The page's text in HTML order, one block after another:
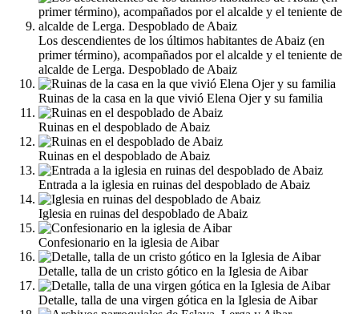
Los descendientes de los últimos habitantes de Abaiz (en
primer término), acompañados por el alcalde y el teniente de
alcalde de Lerga. Despoblado de Abaiz
Ruinas de la casa en la que vivió Elena Ojer y su familia
Ruinas en el despoblado de Abaiz
Ruinas en el despoblado de Abaiz
Entrada a la iglesia en ruinas del despoblado de Abaiz
Iglesia en ruinas del despoblado de Abaiz
Confesionario en la iglesia de Aibar
Detalle, talla de un cristo gótico en la Iglesia de Aibar
Detalle, talla de una virgen gótica en la Iglesia de Aibar